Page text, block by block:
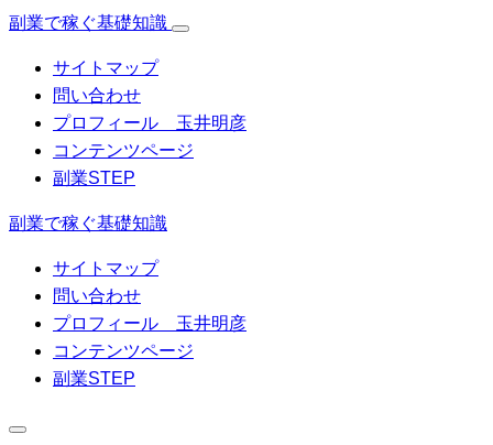
副業で稼ぐ基礎知識
サイトマップ
問い合わせ
プロフィール 玉井明彦
コンテンツページ
副業STEP
副業で稼ぐ基礎知識
サイトマップ
問い合わせ
プロフィール 玉井明彦
コンテンツページ
副業STEP